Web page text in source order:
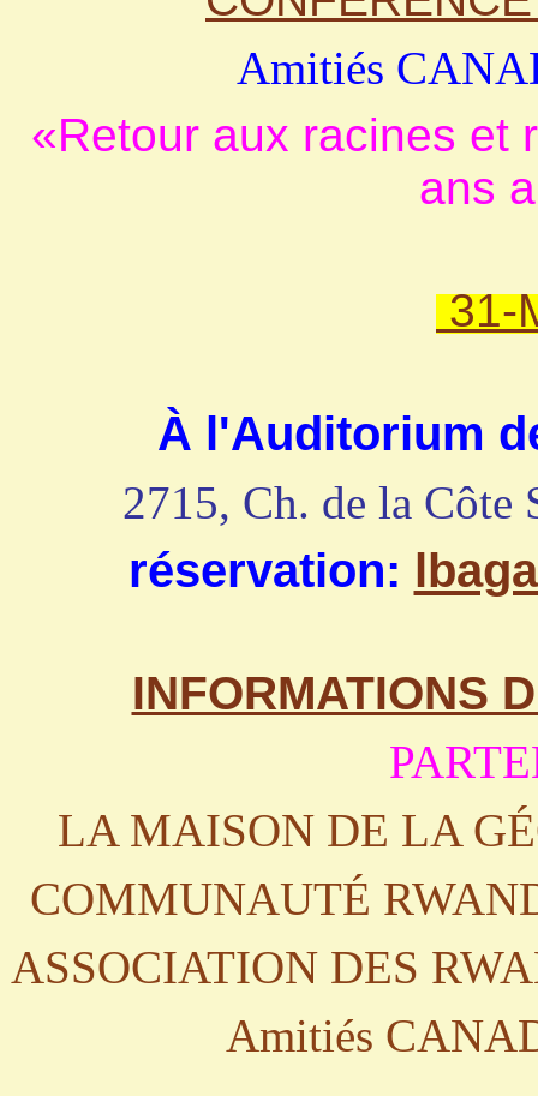
Amitiés
«Retour aux racines et
ans
31-
À l'Auditorium
2715, Ch. de la Côte
réservation:
INFORMATIONS
LA MAISON DE LA
COMMUNAUTÉ
ASSOCIATION DES
Amitiés